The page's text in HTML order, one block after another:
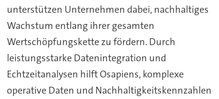
unterstützen Unternehmen dabei, nachhaltiges
Wachstum entlang ihrer gesamten
Wertschöpfungskette zu fördern. Durch
leistungsstarke Datenintegration und
Echtzeitanalysen hilft Osapiens, komplexe
operative Daten und Nachhaltigkeitskennzahlen